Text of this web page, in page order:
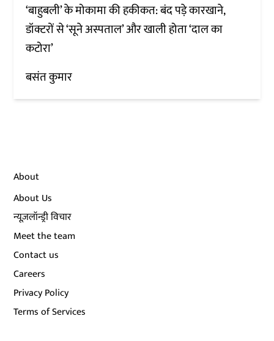
‘बाहुबली’ के मोकामा की हकीकत: बंद पड़े कारखाने,
डॉक्टरों से ‘सूने अस्पताल’ और खाली होता ‘दाल का
कटोरा’
बसंत कुमार
About
About Us
न्यूज़लॉन्ड्री विचार
Meet the team
Contact us
Careers
Privacy Policy
Terms of Services